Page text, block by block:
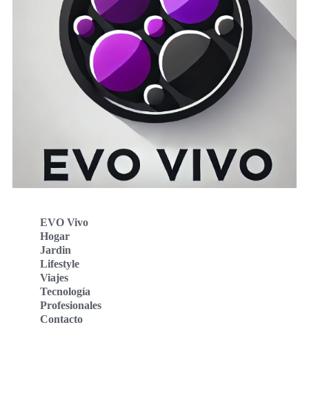
EVO Vivo
Hogar
Jardin
Lifestyle
Viajes
Tecnología
Profesionales
Contacto